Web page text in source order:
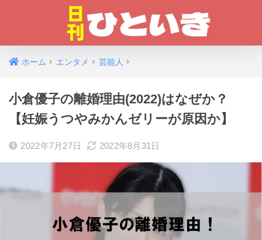
ホーム エンタメ 芸能人
小倉優子の離婚理由(2022)はなぜか？
【妊娠うつやみかんゼリーが原因か】
2022年7月27日 2022年8月31日